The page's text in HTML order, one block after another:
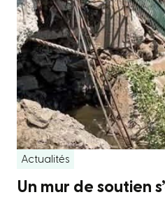
Actualités
Un mur de soutien